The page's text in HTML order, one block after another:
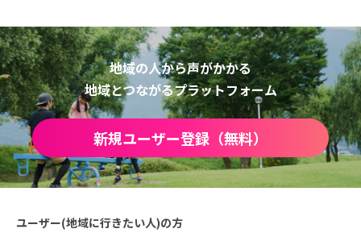
地域の人から声がかかる
地域とつながるプラットフォーム
新規ユーザー登録（無料）
ユーザー(地域に行きたい人)の方